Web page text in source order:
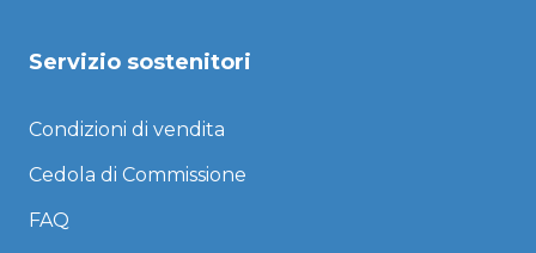
Servizio sostenitori
Condizioni di vendita
Cedola di Commissione
FAQ